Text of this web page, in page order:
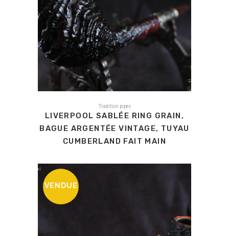
Tradition pipes
LIVERPOOL SABLÉE RING GRAIN,
BAGUE ARGENTÉE VINTAGE, TUYAU
CUMBERLAND FAIT MAIN
VENDUE